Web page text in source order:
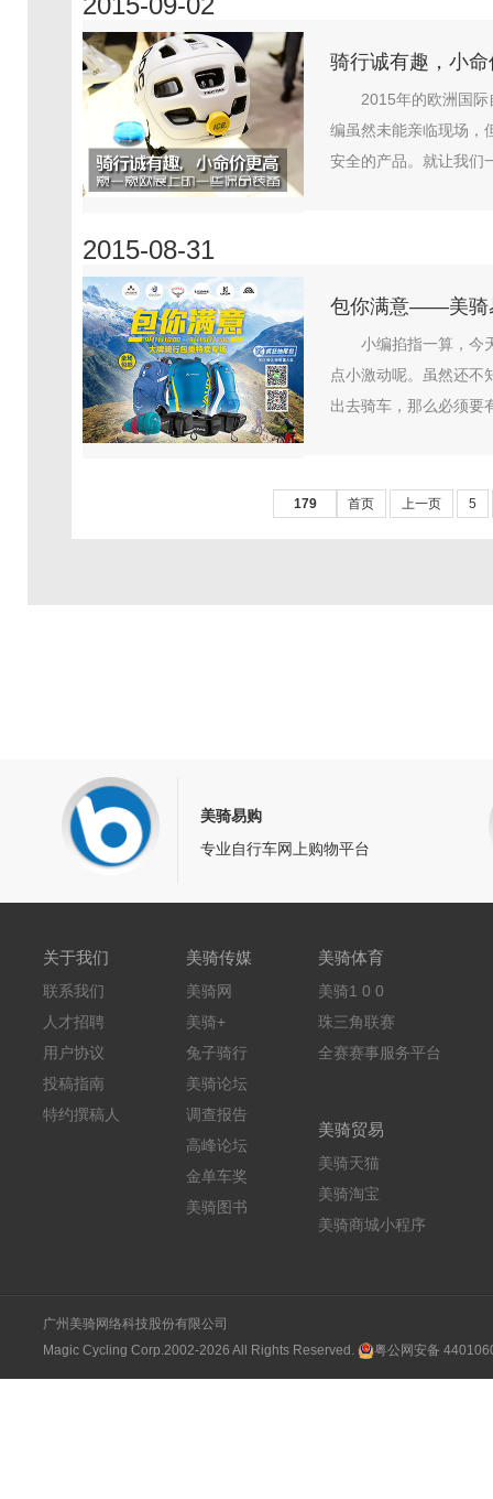
骑行诚有趣，小
2015年的欧洲国
编虽然未能亲临现场，
安全的产品。就让我们
2015-08-31
包你满意——美骑
小编掐指一算，今
点小激动呢。虽然还不
出去骑车，那么必须要
179 首页 上一页 5
美骑易购
专业自行车网上购物平台
关于我们
联系我们
人才招聘
用户协议
投稿指南
特约撰稿人
美骑传媒
美骑网
美骑+
兔子骑行
美骑论坛
调查报告
高峰论坛
金单车奖
美骑图书
美骑体育
美骑1 0 0
珠三角联赛
全赛赛事服务平台
美骑贸易
美骑天猫
美骑淘宝
美骑商城小程序
广州美骑网络科技股份有限公司
Magic Cycling Corp.2002-2026 All Rights Reserved.
粤公网安备